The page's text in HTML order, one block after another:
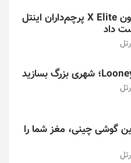
تراشه اسنپدراگون X Elite پرچم‌داران اینتل
گوشی چینی، مغز شما را